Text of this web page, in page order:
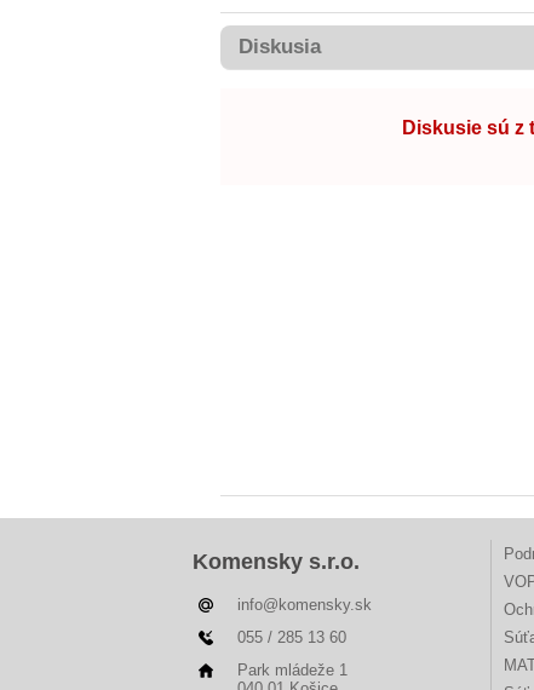
Diskusia
Diskusie sú
Komensky s.r.o.
info@komensky.sk
055 / 285 13 60
Park mládeže 1